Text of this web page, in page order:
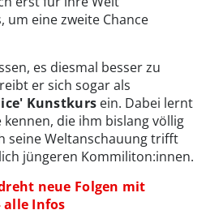
um eine zweite Chance
es diesmal besser zu
er sich sogar als
Kunstkurs ein. Dabei lernt
die ihm bislang völlig
seine Weltanschauung trifft
jüngeren Kommiliton:innen.
neue Folgen mit
alle Infos